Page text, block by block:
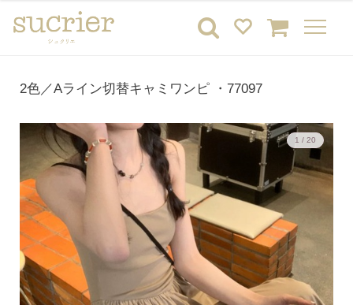
2色／Aライン切替キャミワンピ ・77097
1 / 20